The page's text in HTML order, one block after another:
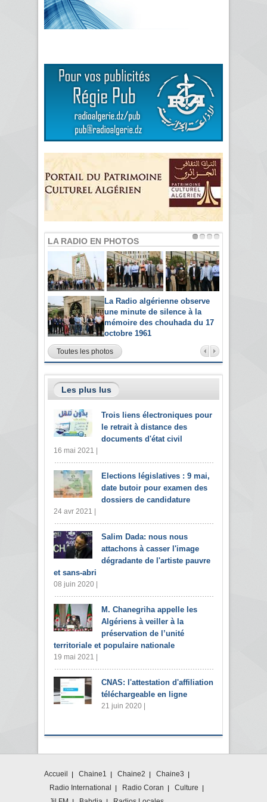
LA RADIO EN PHOTOS
La Radio algérienne observe
une minute de silence à la
mémoire des chouhada du 17
octobre 1961
Toutes les photos
Les plus lus
Trois liens électroniques pour
le retrait à distance des
documents d'état civil
16 mai 2021 |
Elections législatives : 9 mai,
date butoir pour examen des
dossiers de candidature
24 avr 2021 |
Salim Dada: nous nous
attachons à casser l'image
dégradante de l'artiste pauvre
et sans-abri
08 juin 2020 |
M. Chanegriha appelle les
Algériens à veiller à la
préservation de l’unité
territoriale et populaire nationale
19 mai 2021 |
CNAS: l'attestation d'affiliation
téléchargeable en ligne
21 juin 2020 |
Accueil Chaine1 Chaine2
Chaine3
Radio International
Radio Coran
Culture